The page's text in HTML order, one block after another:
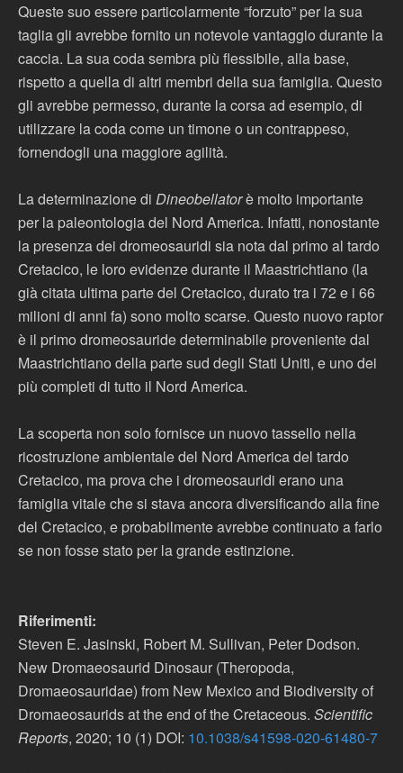
Queste suo essere particolarmente “forzuto” per la sua
taglia gli avrebbe fornito un notevole vantaggio durante la
caccia. La sua coda sembra più flessibile, alla base,
rispetto a quella di altri membri della sua famiglia. Questo
gli avrebbe permesso, durante la corsa ad esempio, di
utilizzare la coda come un timone o un contrappeso,
fornendogli una maggiore agilità.
La determinazione di Dineobellatorè molto importante
per la paleontologia del Nord America. Infatti, nonostante
la presenza dei dromeosauridi sia nota dal primo al tardo
Cretacico, le loro evidenze durante il Maastrichtiano (la
già citata ultima parte del Cretacico, durato tra i 72 e i 66
milioni di anni fa) sono molto scarse. Questo nuovo raptor
è il primo dromeosauride determinabile proveniente dal
Maastrichtiano della parte sud degli Stati Uniti, e uno dei
più completi di tutto il Nord America.
La scoperta non solo fornisce un nuovo tassello nella
ricostruzione ambientale del Nord America del tardo
Cretacico, ma prova che i dromeosauridi erano una
famiglia vitale che si stava ancora diversificando alla fine
del Cretacico, e probabilmente avrebbe continuato a farlo
se non fosse stato per la grande estinzione.
Riferimenti:
Steven E. Jasinski, Robert M. Sullivan, Peter Dodson.
New Dromaeosaurid Dinosaur (Theropoda,
Dromaeosauridae) from New Mexico and Biodiversity of
Dromaeosaurids at the end of the Cretaceous. Scientific
Reports, 2020; 10 (1) DOI: 10.1038/s41598-020-61480-7